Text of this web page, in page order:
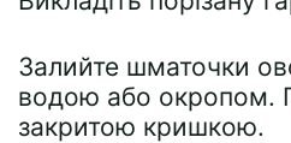
Залийте шматочки
водою або окропом.
закритою кришкою.